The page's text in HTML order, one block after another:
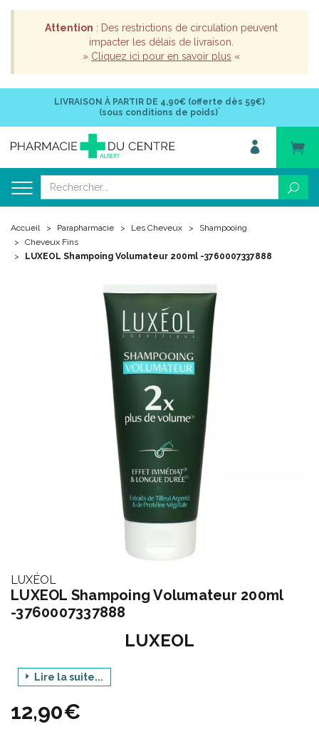
Attention : Des restrictions de circulation peuvent
impacter les délais de livraison.
» Cliquez ici pour en savoir plus «
LIVRAISON À PARTIR DE 4,90€ (offerte dès 59€)
(sous conditions de poids)*
Accueil Parapharmacie Les Cheveux
Shampooing
Cheveux Fins
LUXEOL Shampoing Volumateur 200ml -3760007337888
LUXÉOL
LUXEOL Shampoing Volumateur 200ml
-3760007337888
LUXEOL
Gamme : SHAMPOOING
Lire la suite...
12,90€